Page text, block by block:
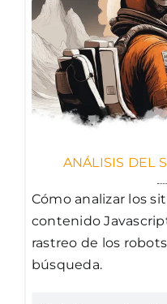
ANÁLISIS DEL
Cómo analizar los
contenido
rastreo de los
búsqueda.